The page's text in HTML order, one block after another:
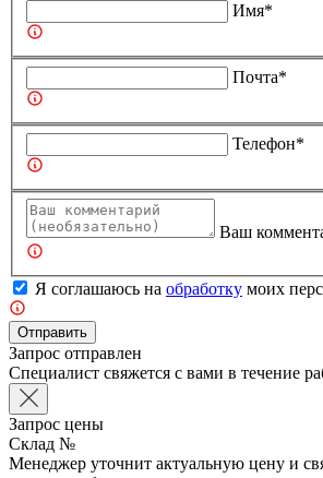
Имя*
Почта*
Телефон*
Ваш
Я соглашаюсь на обработку моих
Отправить
Запрос отправлен
Специалист свяжется с вами в течение
Запрос цены
Склад №
Менеджер уточнит актуальную цену и